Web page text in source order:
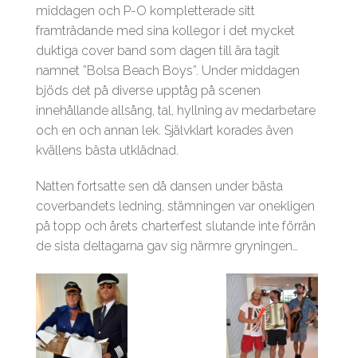
middagen och P-O kompletterade sitt
framträdande med sina kollegor i det mycket
duktiga cover band som dagen till ära tagit
namnet ”Bolsa Beach Boys”. Under middagen
bjöds det på diverse upptåg på scenen
innehållande allsång, tal, hyllning av medarbetare
och en och annan lek. Självklart korades även
kvällens bästa utklädnad.
Natten fortsatte sen då dansen under bästa
coverbandets ledning, stämningen var onekligen
på topp och årets charterfest slutande inte förrän
de sista deltagarna gav sig närmre gryningen…